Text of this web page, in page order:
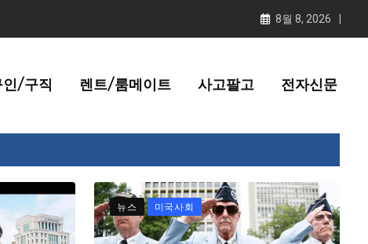
8월 8, 2026
인/구직 렌트/룸메이트 사고팔고 전자신문
뉴스 미국사회